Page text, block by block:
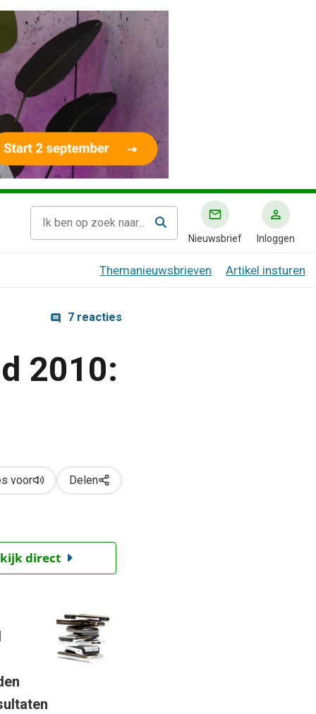
Nieuwsbrief Inloggen
Themanieuwsbrieven Artikel insturen
7 reacties
2010:
voor Delen
direct